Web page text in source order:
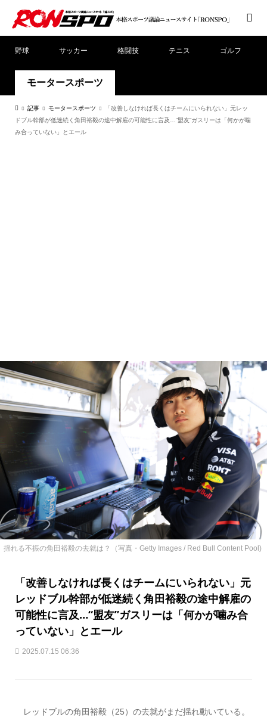
野球 サッカー 格闘技 テニス ゴルフ
モータースポーツ
記事 モータースポーツ
「改善しなければ長くはチームにいられない」元レッ
ドブル幹部が低迷続く角田裕毅の途中解雇の可能性に言及…“盟友”ガスリーは「何かが噛
み合っていない」とエール
揺れる不振の角田裕毅の去就は？（写真・Getty Images / Red Bull Content Pool)
「改善しなければ長くはチームにいられない」元
レッドブル幹部が低迷続く角田裕毅の途中解雇の
可能性に言及…“盟友”ガスリーは「何かが噛み合
っていない」とエール
2025.07.15 06:36
レッドブルの角田裕毅（25）の去就がまだ揺れ動いている。